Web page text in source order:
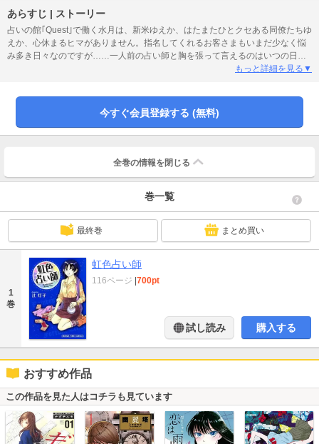
あらすじ | ストーリー
占いの館｢Quest｣で働く水月は、新米ゆえか、はたまたひとクセある同僚たちゆ
えか、心休まるヒマがありません。指名してくれるお客さまもいまだ少なく悩
み多き日々なのですが……一人前の占い師と胸を張って言えるのはいつの日
もっと詳細を見る▼
今すぐ会員登録する (無料)
全巻の情報を 閉じる
巻一覧
最終巻 まとめ買い
1
巻
虹色占い師
116ページ 700pt
試し読み 購入する
おすすめ作品
この作品を見た人はコチラも見ています